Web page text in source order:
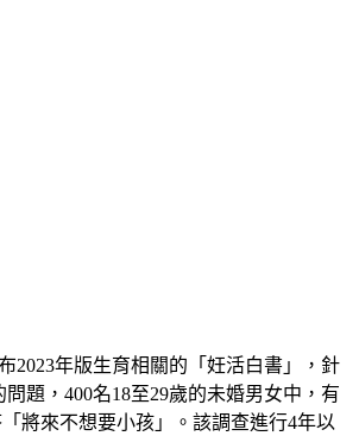
2023年版生育相關的「妊活白書」，針
題，400名18至29歲的未婚男女中，有
將來不想要小孩」。該調查進行4年以